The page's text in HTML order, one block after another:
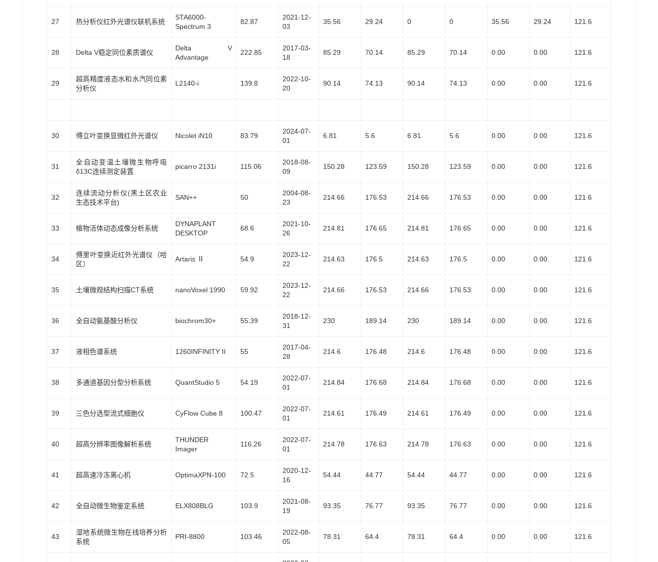
27 热分析仪红外光谱仪联机系统
STA6000-
Spectrum 3
82.87
2021-12-
03
35.56 29.24 0 0 35.56 29.24 121.6
28 Delta V稳定同位素质谱仪
Delta V
Advantage
222.85
2017-03-
18
85.29 70.14 85.29 70.14 0.00 0.00 121.6
29
超高精度液态水和水汽同位素
分析仪
L2140-i 139.8
2022-10-
20
90.14 74.13 90.14 74.13 0.00 0.00 121.6
30 傅立叶变换显微红外光谱仪 Nicolet iN10 83.79
2024-07-
01
6.81 5.6 6.81 5.6 0.00 0.00 121.6
31
全自动变温土壤微生物呼吸
δ13C连续测定装置
picarro 2131i 115.06
2018-08-
09
150.28 123.59 150.28 123.59 0.00 0.00 121.6
32
连续流动分析仪(黑土区农业
生态技术平台)
SAN++ 50
2004-08-
23
214.66 176.53 214.66 176.53 0.00 0.00 121.6
33 植物活体动态成像分析系统
DYNAPLANT
DESKTOP
68.6
2021-10-
26
214.81 176.65 214.81 176.65 0.00 0.00 121.6
34
傅里叶变换近红外光谱仪（哈
区）
Artaris Ⅱ 54.9
2023-12-
22
214.63 176.5 214.63 176.5 0.00 0.00 121.6
35 土壤微观结构扫描CT系统 nanoVoxel 1990 59.92
2023-12-
22
214.66 176.53 214.66 176.53 0.00 0.00 121.6
36 全自动氨基酸分析仪 biochrom30+ 55.39
2018-12-
31
230 189.14 230 189.14 0.00 0.00 121.6
37 液相色谱系统 1260INFINITY II 55
2017-04-
28
214.6 176.48 214.6 176.48 0.00 0.00 121.6
38 多通道基因分型分析系统 QuantStudio 5 54.19
2022-07-
01
214.84 176.68 214.84 176.68 0.00 0.00 121.6
39 三色分选型流式细胞仪 CyFlow Cube 8 100.47
2022-07-
01
214.61 176.49 214.61 176.49 0.00 0.00 121.6
40 超高分辨率图像解析系统
THUNDER
Imager
116.26
2022-07-
01
214.78 176.63 214.78 176.63 0.00 0.00 121.6
41 超高速冷冻离心机 OptimaXPN-100 72.5
2020-12-
16
54.44 44.77 54.44 44.77 0.00 0.00 121.6
42 全自动微生物鉴定系统 ELX808BLG 103.9
2021-08-
19
93.35 76.77 93.35 76.77 0.00 0.00 121.6
43
湿地系统微生物在线培养分析
系统
PRI-8800 103.46
2022-08-
05
78.31 64.4 78.31 64.4 0.00 0.00 121.6